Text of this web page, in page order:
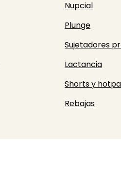
Nupcial
Plunge
Sujetadores
Lactancia
Shorts y
Rebajas